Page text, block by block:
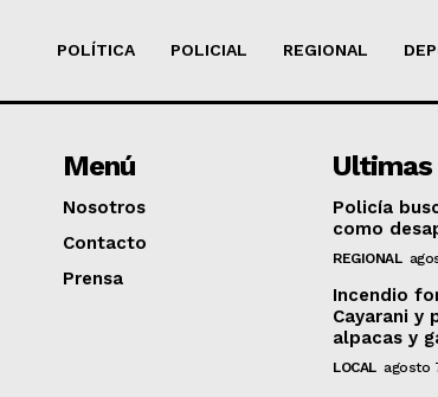
POLÍTICA POLICIAL REGIONAL
Menú
Nosotros
Contacto
Prensa
Policía
como
REGIONAL
Incendio
Cayarani y
alpacas y
LOCAL agosto